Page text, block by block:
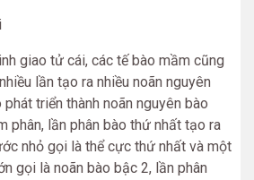
giao tử cái, các tế bào mầm cũng
lần tạo ra nhiều noãn nguyên
triển thành noãn nguyên bào
phân, lần phân bào thứ nhất tạo ra
nhỏ gọi là thể cực thứ nhất và một
gọi là noãn bào bậc 2, lần phân